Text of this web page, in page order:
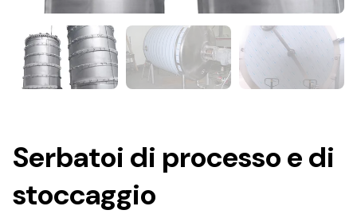
Serbatoi di processo e di
stoccaggio